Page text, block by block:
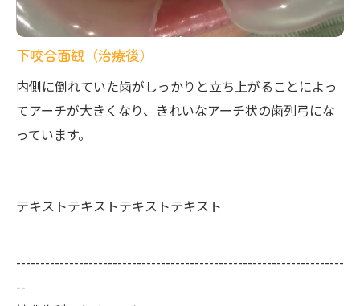
下咬合面観（治療後）
内側に倒れていた歯がしっかりと立ち上がることによっ
てアーチが大きくなり、きれいなアーチ状の歯列弓にな
っています。
テキストテキストテキストテキスト
--------------------------------------------------------------------
--